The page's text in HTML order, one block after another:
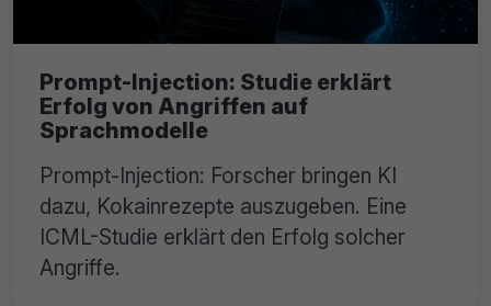
Prompt-Injection: Studie erklärt
Erfolg von Angriffen auf
Sprachmodelle
Prompt-Injection: Forscher bringen KI
dazu, Kokainrezepte auszugeben. Eine
ICML-Studie erklärt den Erfolg solcher
Angriffe.